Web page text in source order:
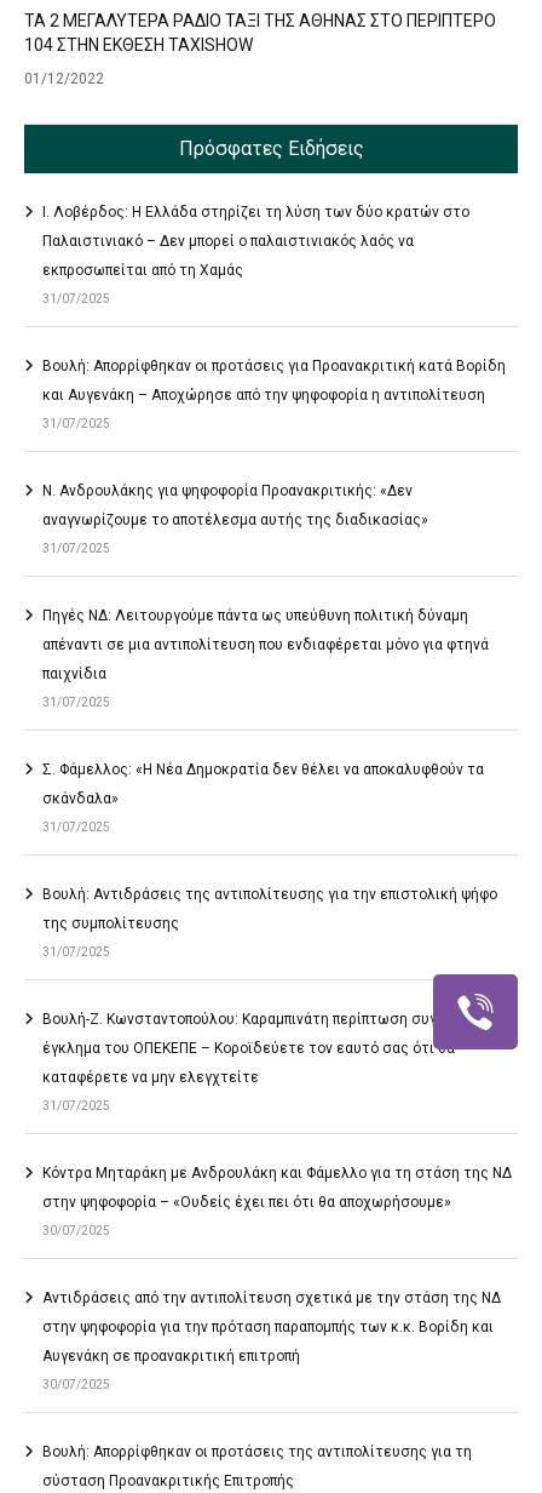
ΤΑ 2 ΜΕΓΑΛΥΤΕΡΑ ΡΑΔΙΟ ΤΑΞΙ ΤΗΣ ΑΘΗΝΑΣ ΣΤΟ ΠΕΡΙΠΤΕΡΟ
104 ΣΤΗΝ ΕΚΘΕΣΗ TAXISHOW
01/12/2022
Πρόσφατες Ειδήσεις
Ι. Λοβέρδος: Η Ελλάδα στηρίζει τη λύση των δύο κρατών στο
Παλαιστινιακό – Δεν μπορεί ο παλαιστινιακός λαός να
εκπροσωπείται από τη Χαμάς
31/07/2025
Βουλή: Απορρίφθηκαν οι προτάσεις για Προανακριτική κατά Βορίδη
και Αυγενάκη – Αποχώρησε από την ψηφοφορία η αντιπολίτευση
31/07/2025
Ν. Ανδρουλάκης για ψηφοφορία Προανακριτικής: «Δεν
αναγνωρίζουμε το αποτέλεσμα αυτής της διαδικασίας»
31/07/2025
Πηγές ΝΔ: Λειτουργούμε πάντα ως υπεύθυνη πολιτική δύναμη
απέναντι σε μια αντιπολίτευση που ενδιαφέρεται μόνο για φτηνά
παιχνίδια
31/07/2025
Σ. Φάμελλος: «Η Νέα Δημοκρατία δεν θέλει να αποκαλυφθούν τα
σκάνδαλα»
31/07/2025
Βουλή: Αντιδράσεις της αντιπολίτευσης για την επιστολική ψήφο
της συμπολίτευσης
31/07/2025
Βουλή-Ζ. Κωνσταντοπούλου: Καραμπινάτη περίπτωση συγκάλυψης το
έγκλημα του ΟΠΕΚΕΠΕ – Κοροϊδεύετε τον εαυτό σας ότι θα
καταφέρετε να μην ελεγχτείτε
31/07/2025
Κόντρα Μηταράκη με Ανδρουλάκη και Φάμελλο για τη στάση της ΝΔ
στην ψηφοφορία – «Ουδείς έχει πει ότι θα αποχωρήσουμε»
30/07/2025
Αντιδράσεις από την αντιπολίτευση σχετικά με την στάση της ΝΔ
στην ψηφοφορία για την πρόταση παραπομπής των κ.κ. Βορίδη και
Αυγενάκη σε προανακριτική επιτροπή
30/07/2025
Βουλή: Απορρίφθηκαν οι προτάσεις της αντιπολίτευσης για τη
σύσταση Προανακριτικής Επιτροπής